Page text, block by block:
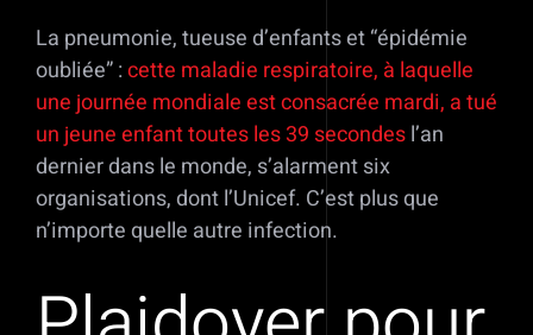
La pneumonie, tueuse d’enfants et “épidémie
oubliée” :cette maladie respiratoire, à laquelle
une journée mondiale est consacrée mardi, a tué
un jeune enfant toutes les 39 secondesl’an
dernier dans le monde, s’alarment six
organisations, dont l’Unicef. C’est plus que
n’importe quelle autre infection.